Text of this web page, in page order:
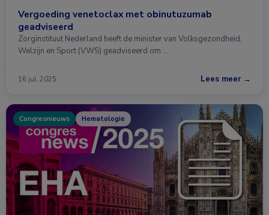
Vergoeding venetoclax met obinutuzumab
geadviseerd
Zorginstituut Nederland heeft de minister van Volksgezondheid,
Welzijn en Sport (VWS) geadviseerd om …
16 jul. 2025 Lees meer →
Congresnieuws Hematologie